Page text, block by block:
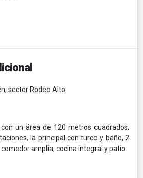
sector Rodeo Alto.
un área de 120 metros cuadrados,
la principal con turco y baño, 2
amplia, cocina integral y patio